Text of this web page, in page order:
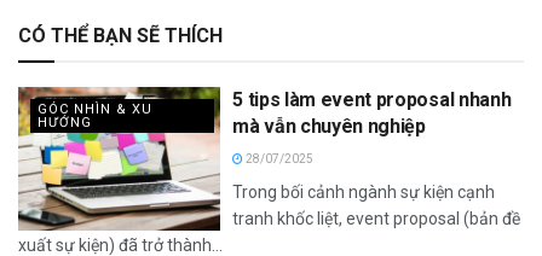
CÓ THỂ BẠN SẼ THÍCH
GÓC NHÌN & XU
HƯỚNG
5 tips làm event proposal nhanh
mà vẫn chuyên nghiệp
28/07/2025
Trong bối cảnh ngành sự kiện cạnh
tranh khốc liệt, event proposal (bản đề
xuất sự kiện) đã trở thành...